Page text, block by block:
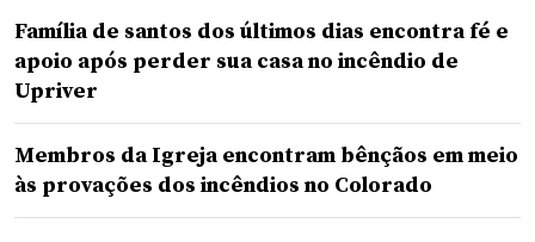
Família de santos dos últimos dias encontra fé e
apoio após perder sua casa no incêndio de
Upriver
Membros da Igreja encontram bênçãos em meio
às provações dos incêndios no Colorado